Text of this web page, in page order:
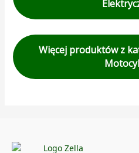
Więcej produktów z